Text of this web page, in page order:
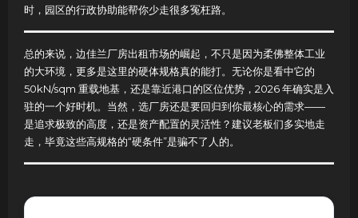
时，园区的行政协助能帮你少走很多冤枉路。
总的来说，边佳兰厂房出租市场的崛起，不只是因为柔佛整体工业
的大环境，更多是这里的硬体规格真的能打。无论你是看中它的
50kN/sqm 重载地基，还是靠近港口的区位优势，2026 年确实是入
驻的一个好时机。当然，选厂房还是要回归到你最核心的需求——
是追求极致的高度，还是资产配置的灵活性？建议老板们多实地走
走，毕竟这些高规格的“硬条件”是骗不了人的。